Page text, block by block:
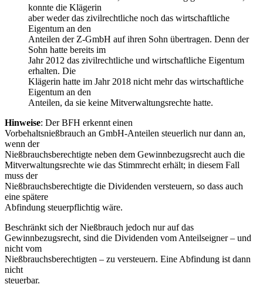
konnte die Klägerin
aber weder das zivilrechtliche noch das wirtschaftliche
Eigentum an den
Anteilen der Z-GmbH auf ihren Sohn übertragen. Denn der
Sohn hatte bereits im
Jahr 2012 das zivilrechtliche und wirtschaftliche Eigentum
erhalten. Die
Klägerin hatte im Jahr 2018 nicht mehr das wirtschaftliche
Eigentum an den
Anteilen, da sie keine Mitverwaltungsrechte hatte.
Hinweise: Der BFH erkennt einen
Vorbehaltsnießbrauch an GmbH-Anteilen steuerlich nur dann an,
wenn der
Nießbrauchsberechtigte neben dem Gewinnbezugsrecht auch die
Mitverwaltungsrechte wie das Stimmrecht erhält; in diesem Fall
muss der
Nießbrauchsberechtigte die Dividenden versteuern, so dass auch
eine spätere
Abfindung steuerpflichtig wäre.
Beschränkt sich der Nießbrauch jedoch nur auf das
Gewinnbezugsrecht, sind die Dividenden vom Anteilseigner – und
nicht vom
Nießbrauchsberechtigten – zu versteuern. Eine Abfindung ist dann
nicht
steuerbar.